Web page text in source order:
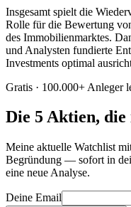
Insgesamt spielt die
Rolle für die Bewertung
des Immobilienmarktes.
und Analysten fundierte
Investments optimal
Gratis · 100.000+ Anleger
Die 5 Aktien, die
Meine aktuelle Watchlist
Begründung — sofort in
eine neue Analyse.
Deine Email